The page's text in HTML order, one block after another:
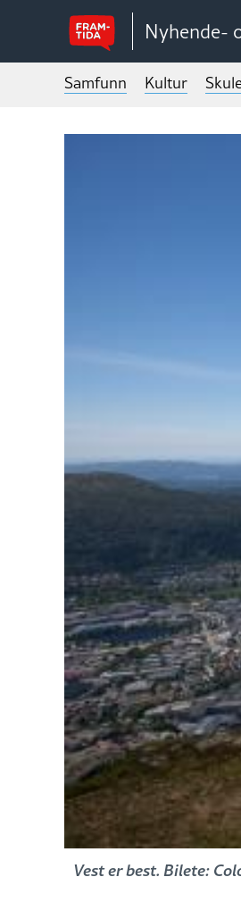
Nyhende-
Samfunn Kultur
Vest er best. Bilete: